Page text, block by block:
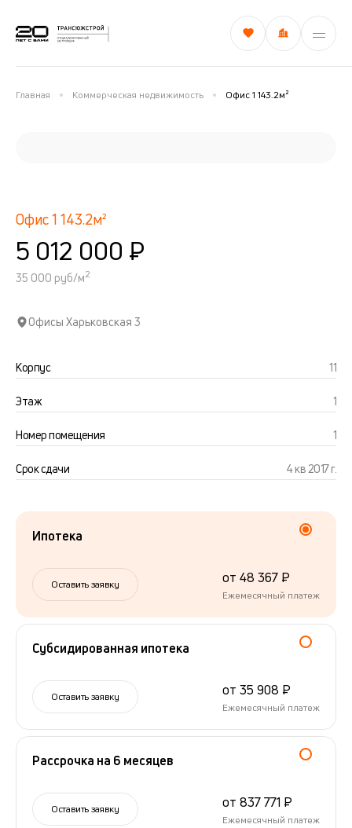
Главная Коммерческая недвижимость Офис 1 143.2м²
Офис 1 143.2м²
5 012 000 ₽
35 000 руб/м2
Офисы Харьковская 3
Корпус 11
Этаж 1
Номер помещения 1
Срок сдачи 4 кв 2017 г.
Ипотека
Оставить заявку от 48 367 ₽
Ежемесячный платеж
Субсидированная ипотека
Оставить заявку от 35 908 ₽
Ежемесячный платеж
Рассрочка на 6 месяцев
Оставить заявку от 837 771 ₽
Ежемесячный платеж